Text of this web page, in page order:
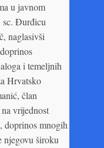
u javnom
sc. Đurđicu
naglasivši
i temeljnih
Hrvatsko
član
vrijednost
doprinos mnogih
njegovu široku